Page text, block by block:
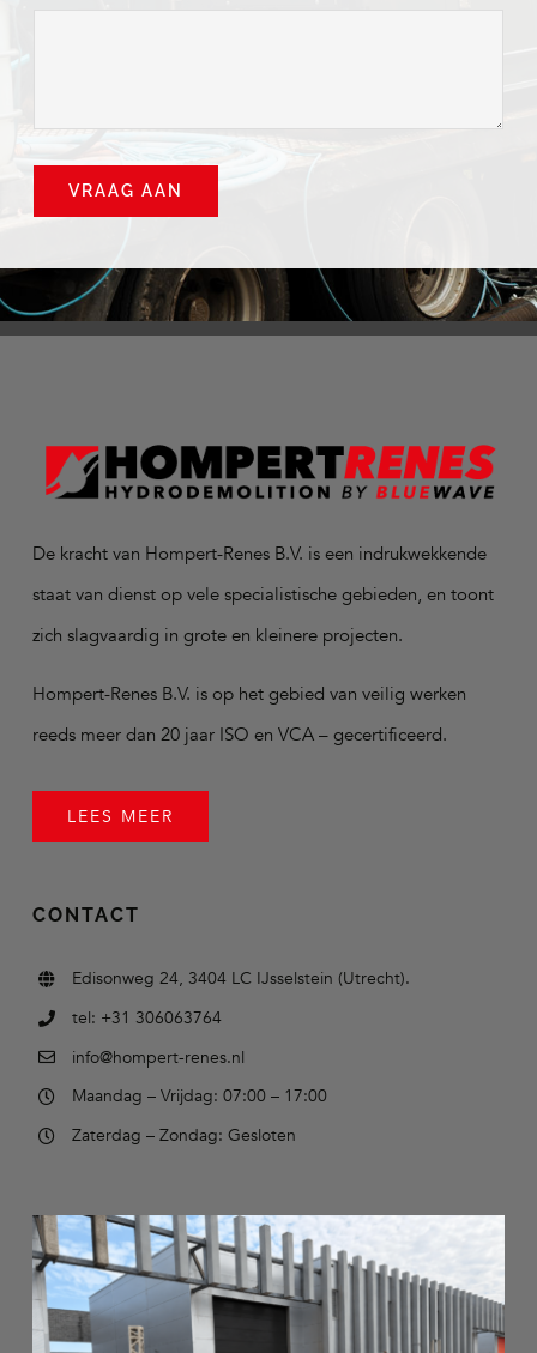
VRAAG AAN
De kracht van Hompert-Renes B.V. is een indrukwekkende
staat van dienst op vele specialistische gebieden, en toont
zich slagvaardig in grote en kleinere projecten.
Hompert-Renes B.V. is op het gebied van veilig werken
reeds meer dan 20 jaar ISO en VCA – gecertificeerd.
LEES MEER
CONTACT
Edisonweg 24, 3404 LC IJsselstein (Utrecht).
tel: +31 306063764
info@hompert-renes.nl
Maandag – Vrijdag: 07:00 – 17:00
Zaterdag – Zondag: Gesloten